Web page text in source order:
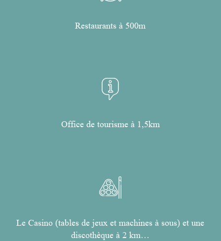
Restaurants à 500m
Office de tourisme à 1,5km
Le Casino (tables de jeux et machines à sous) et une
discothèque à 2 km…